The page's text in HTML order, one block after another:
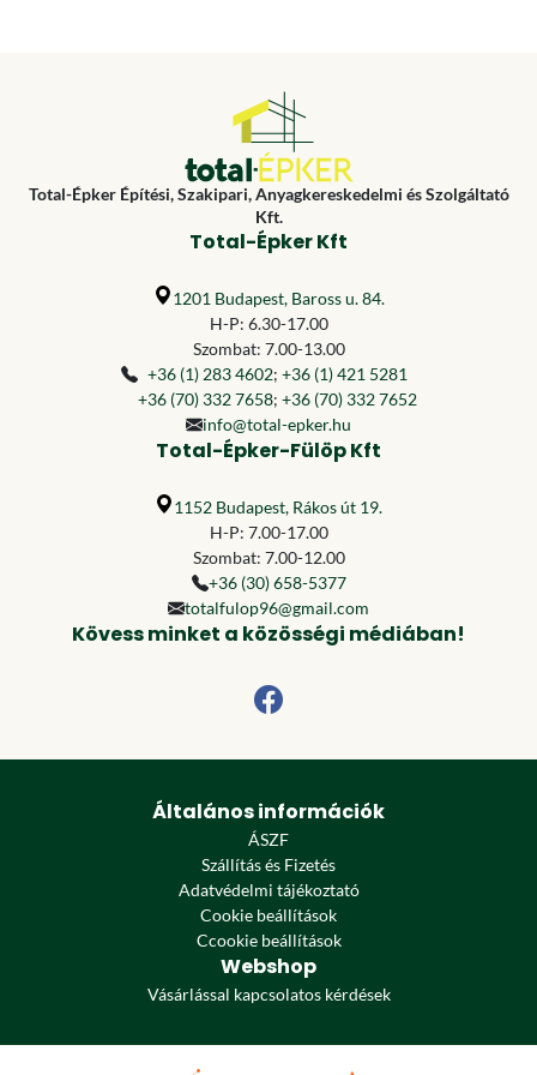
Total-Épker Építési, Szakipari, Anyagkereskedelmi és Szolgáltató
Kft.
Total-Épker Kft
1201 Budapest, Baross u. 84.
H-P: 6.30-17.00
Szombat: 7.00-13.00
+36 (1) 283 4602; +36 (1) 421 5281
+36 (70) 332 7658; +36 (70) 332 7652
info@total-epker.hu
Total-Épker-Fülöp Kft
1152 Budapest, Rákos út 19.
H-P: 7.00-17.00
Szombat: 7.00-12.00
+36 (30) 658-5377
totalfulop96@gmail.com
Kövess minket a közösségi médiában!
Általános információk
ÁSZF
Szállítás és Fizetés
Adatvédelmi tájékoztató
Cookie beállítások
Ccookie beállítások
Webshop
Vásárlással kapcsolatos kérdések